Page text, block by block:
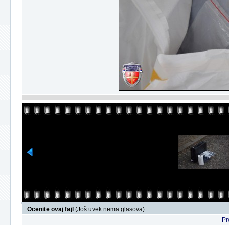
Ocenite ovaj fajl (Još uvek nema glasova)